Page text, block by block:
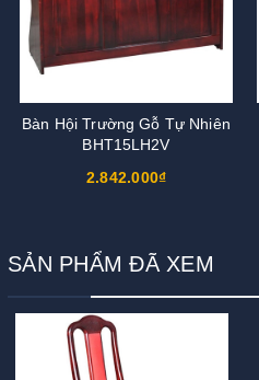
Bàn Hội Trường Gỗ Tự Nhiên
BHT15LH2V
2.842.000₫
SẢN PHẨM ĐÃ XEM